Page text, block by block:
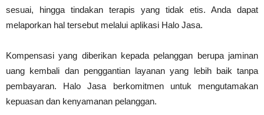
sesuai, hingga tindakan terapis yang tidak etis. Anda dapat
melaporkan hal tersebut melalui aplikasi Halo Jasa.
Kompensasi yang diberikan kepada pelanggan berupa jaminan
uang kembali dan penggantian layanan yang lebih baik tanpa
pembayaran. Halo Jasa berkomitmen untuk mengutamakan
kepuasan dan kenyamanan pelanggan.